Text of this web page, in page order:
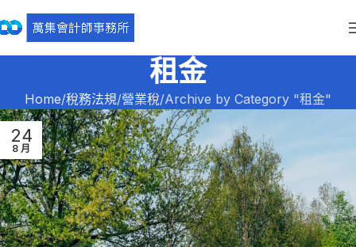
租金
Home 稅務法規 營業稅 Archive by Category "租金"
24
8 月